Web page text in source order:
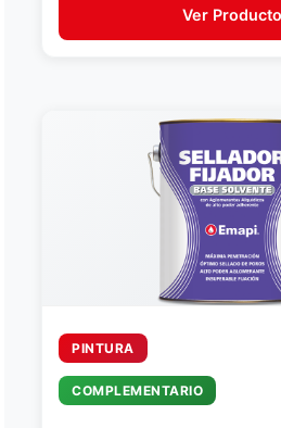
Ver Producto
PINTURA
COMPLEMENTARIO